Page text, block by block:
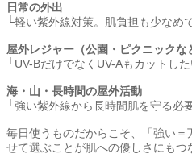
日常の外出
└軽い紫外線対策。肌負担も少なめ
屋外レジャー（公園・ピクニックな
└UV-BだけでなくUV-Aもカットし
海・山・長時間の屋外活動
└強い紫外線から長時間肌を守る必
毎日使うものだからこそ、「強い
せて選ぶことが肌への優しさにもつ